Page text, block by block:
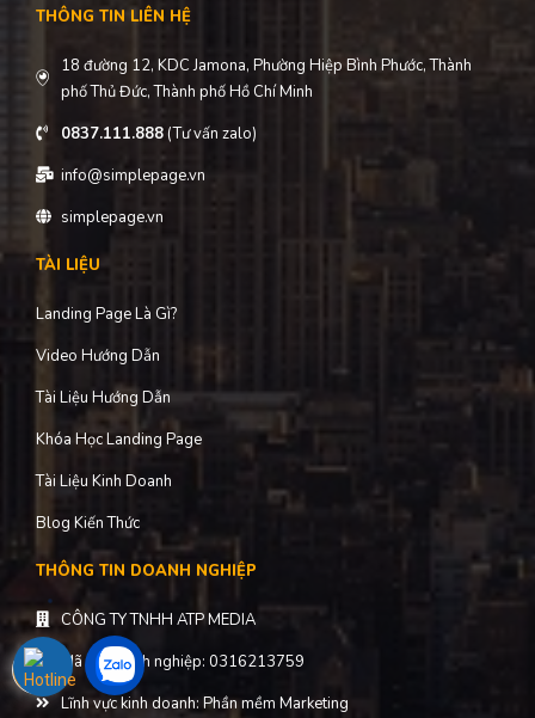
THÔNG TIN LIÊN HỆ
18 đường 12, KDC Jamona, Phường Hiệp Bình Phước, Thành
phố Thủ Đức, Thành phố Hồ Chí Minh
0837.111.888(Tư vấn zalo)
info@simplepage.vn
simplepage.vn
TÀI LIỆU
Landing Page Là Gì?
Video Hướng Dẫn
Tài Liệu Hướng Dẫn
Khóa Học Landing Page
Tài Liệu Kinh Doanh
Blog Kiến Thức
THÔNG TIN DOANH NGHIỆP
CÔNG TY TNHH ATP MEDIA
Mã số doanh nghiệp: 0316213759
Lĩnh vực kinh doanh: Phần mềm Marketing